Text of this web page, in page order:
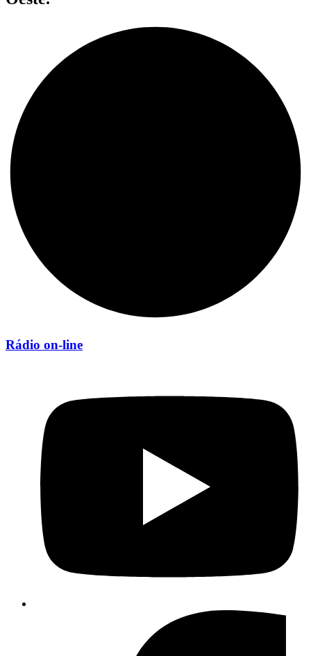
Rádio on-line